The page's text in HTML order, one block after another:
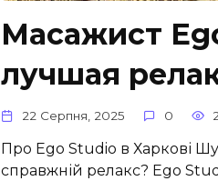
Масажист
лучшая
22 Серпня, 2025 0
Про Ego Studio в Харкові
справжній релакс? Ego